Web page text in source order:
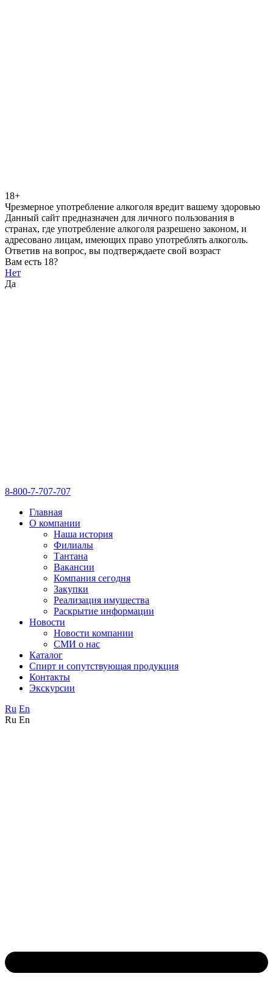
18+
Чрезмерное употребление алкоголя вредит вашему здоровью
Данный сайт предназначен для личного пользования в
странах, где употребление алкоголя разрешено законом, и
адресовано лицам, имеющих право употреблять алкоголь.
Ответив на вопрос, вы подтверждаете свой возраст
Вам есть 18?
Нет
Да
8-800-7-707-707
Главная
О компании
Наша история
Филиалы
Тантана
Вакансии
Компания сегодня
Закупки
Реализация имущества
Раскрытие информации
Новости
Новости компании
СМИ о нас
Каталог
Спирт и сопутствующая продукция
Контакты
Экскурсии
Ru En
Ru En